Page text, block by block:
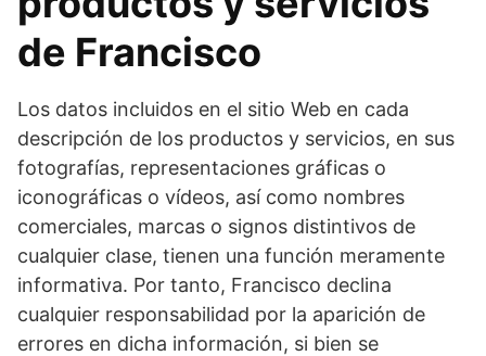
de Francisco
Los datos incluidos en el sitio Web en cada
descripción de los productos y servicios, en sus
fotografías, representaciones gráficas o
iconográficas o vídeos, así como nombres
comerciales, marcas o signos distintivos de
cualquier clase, tienen una función meramente
informativa. Por tanto, Francisco declina
cualquier responsabilidad por la aparición de
errores en dicha información, si bien se